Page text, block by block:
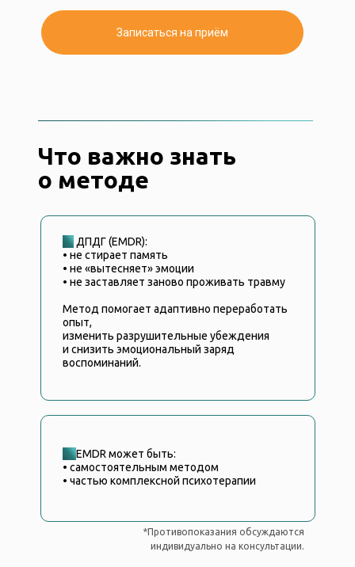
Записаться на приём
►EMDR может быть:
• самостоятельным методом
• частью комплексной психотерапии
*Противопоказания обсуждаются
индивидуально на консультации.
► ДПДГ (EMDR):
• не стирает память
• не «вытесняет» эмоции
• не заставляет заново проживать травму
Метод помогает адаптивно переработать
опыт,
изменить разрушительные убеждения
и снизить эмоциональный заряд
воспоминаний.
Что важно знать
о методе